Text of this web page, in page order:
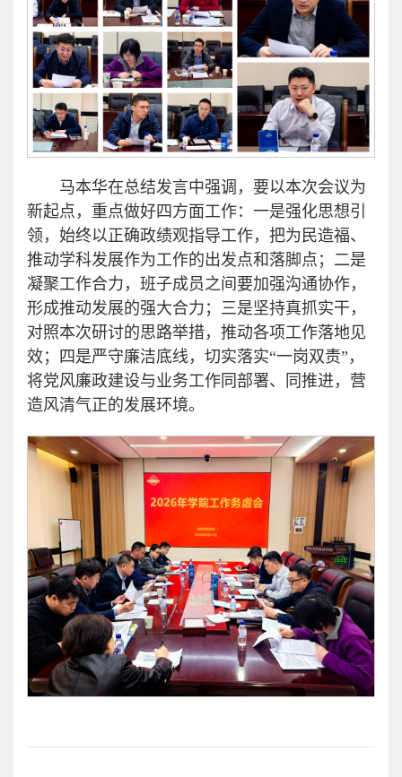
马本华在总结发言中强调，要以本次会议为
新起点，重点做好四方面工作：一是强化思想引
领，始终以正确政绩观指导工作，把为民造福、
推动学科发展作为工作的出发点和落脚点；二是
凝聚工作合力，班子成员之间要加强沟通协作，
形成推动发展的强大合力；三是坚持真抓实干，
对照本次研讨的思路举措，推动各项工作落地见
效；四是严守廉洁底线，切实落实“一岗双责”，
将党风廉政建设与业务工作同部署、同推进，营
造风清气正的发展环境。